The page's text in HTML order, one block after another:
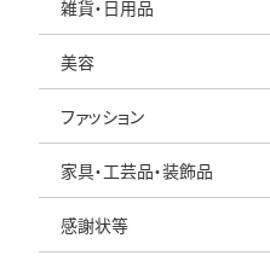
雑貨・日用品
美容
ファッション
家具・工芸品・装飾品
感謝状等